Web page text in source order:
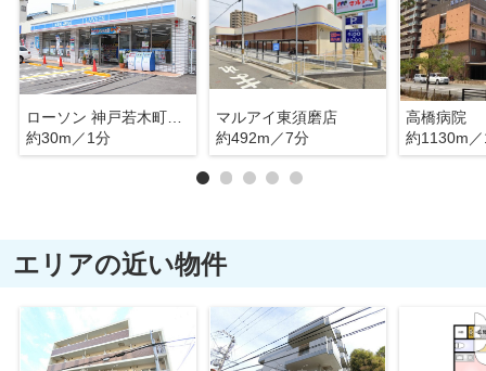
ローソン 神戸若木町三丁目店
約30m／1分
マルアイ東須磨店
約492m／7分
高橋病院
約1130m
エリアの近い物件